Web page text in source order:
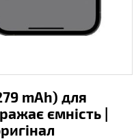
mAh) для
ємність |